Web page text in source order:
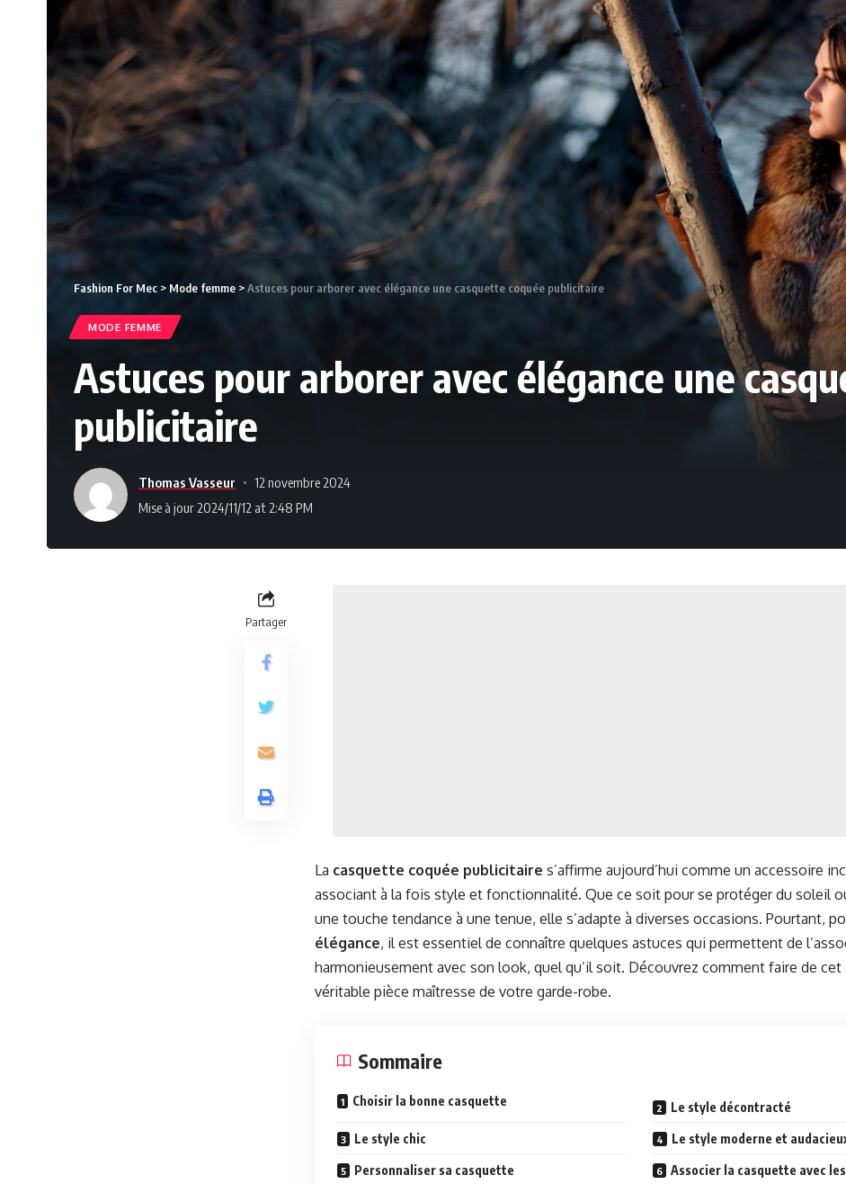
Fashion For Mec > Mode femme >Astuces pour arborer avec élégance une casquette coquée publicitaire
MODE FEMME
Astuces pour arborer avec élégance une
publicitaire
Thomas Vasseur
12 novembre 2024
Mise à jour 2024/11/12 at 2:48 PM
Partager
La casquette coquée publicitaire s’affirme aujourd’hui comme un accessoire
associant à la fois style et fonctionnalité. Que ce soit pour se protéger du soleil
une touche tendance à une tenue, elle s’adapte à diverses occasions. Pourtant,
élégance, il est essentiel de connaître quelques astuces qui permettent de
harmonieusement avec son look, quel qu’il soit. Découvrez comment faire de cet
véritable pièce maîtresse de votre garde-robe.
Sommaire
Choisir la bonne casquette Le style décontracté
Le style chic Le style moderne et
Personnaliser sa casquette Associer la casquette avec